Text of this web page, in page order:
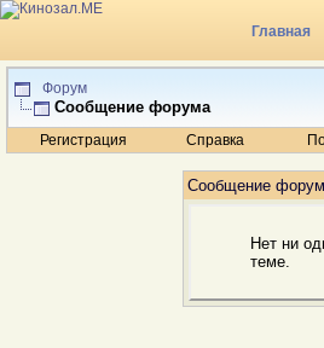
Главная
Радио
Форум
Сообщение форума
Регистрация Справка
Сообщение
Нет ни
теме.